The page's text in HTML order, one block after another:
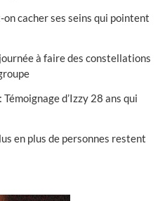
cacher ses seins qui pointent
à faire des constellations
d’Izzy 28 ans qui
en plus de personnes restent